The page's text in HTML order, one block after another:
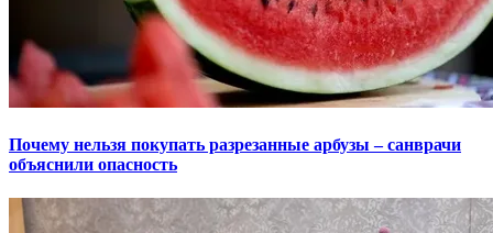
Почему нельзя покупать разрезанные арбузы – санврачи
объяснили опасность